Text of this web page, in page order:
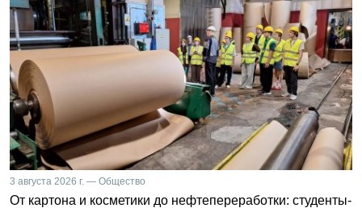
3 августа 2026 г. — Общество
От картона и косметики до нефтепереработки: студенты-